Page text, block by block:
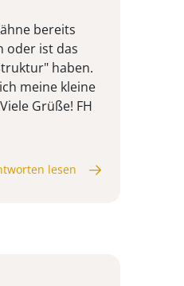
bereits
oder ist das
haben.
meine kleine
Grüße! FH
lesen